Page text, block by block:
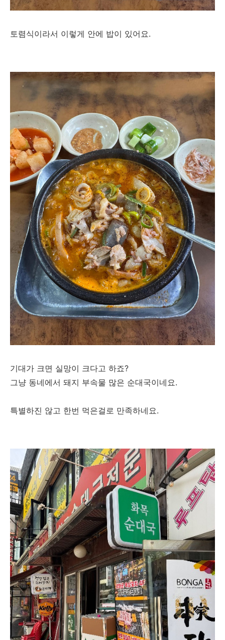
토렴식이라서 이렇게 안에 밥이 있어요.
기대가 크면 실망이 크다고 하죠?
그냥 동네에서 돼지 부속물 많은 순대국이네요.
특별하진 않고 한번 먹은걸로 만족하네요.